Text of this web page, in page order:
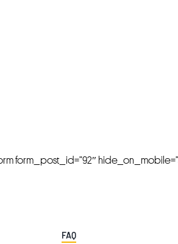
form_post_id=”92″
FAQ